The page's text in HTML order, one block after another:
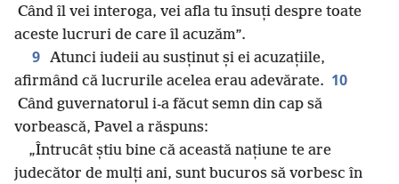
Când îl vei interoga, vei afla tu însuți despre toate
aceste lucruri de care îl acuzăm”.
9 Atunci iudeii au susținut și ei acuzațiile,
afirmând că lucrurile acelea erau adevărate. 10
Când guvernatorul i-a făcut semn din cap să
vorbească, Pavel a răspuns:
„Întrucât știu bine că această națiune te are
judecător de mulți ani, sunt bucuros să vorbesc în